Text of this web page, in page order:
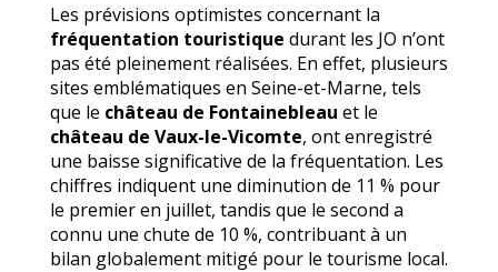
Les prévisions optimistes concernant la
fréquentation touristique durant les JO n’ont
pas été pleinement réalisées. En effet, plusieurs
sites emblématiques en Seine-et-Marne, tels
que le château de Fontainebleau et le
château de Vaux-le-Vicomte, ont enregistré
une baisse significative de la fréquentation. Les
chiffres indiquent une diminution de 11 % pour
le premier en juillet, tandis que le second a
connu une chute de 10 %, contribuant à un
bilan globalement mitigé pour le tourisme local.